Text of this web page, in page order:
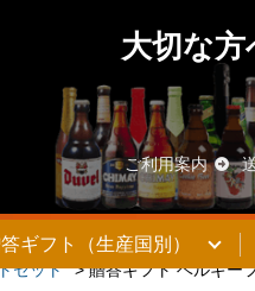
大切な
ご利用案内
ギフト（生産国別）
セット >贈答ギフト ベルギー